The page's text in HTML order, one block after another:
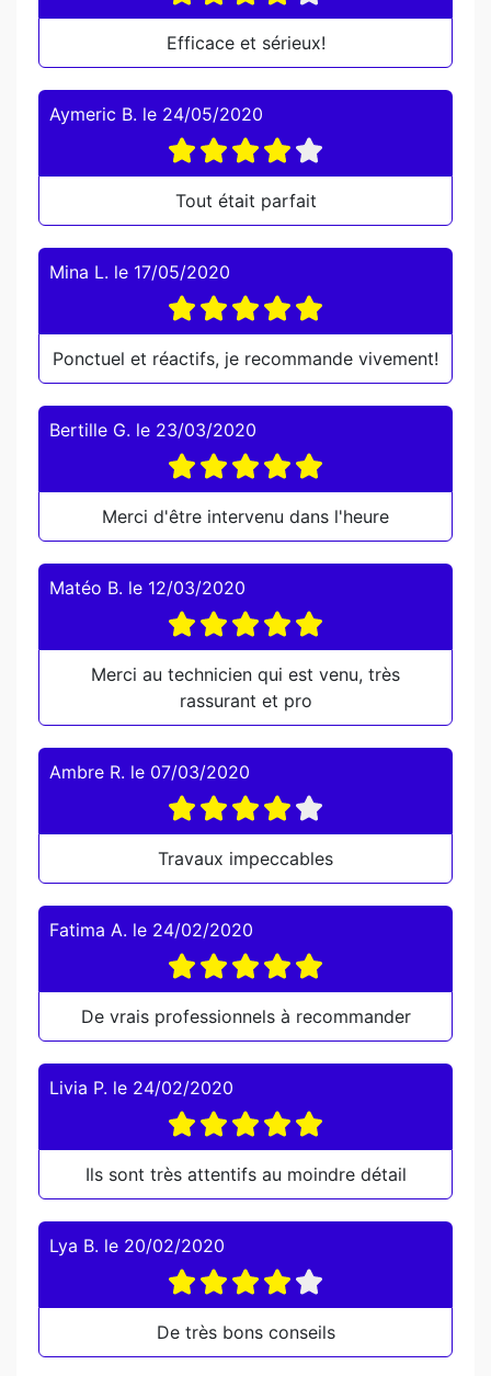
Efficace et sérieux!
Aymeric B. le 24/05/2020
Tout était parfait
Mina L. le 17/05/2020
Ponctuel et réactifs, je recommande vivement!
Bertille G. le 23/03/2020
Merci d'être intervenu dans l'heure
Matéo B. le 12/03/2020
Merci au technicien qui est venu, très
rassurant et pro
Ambre R. le 07/03/2020
Travaux impeccables
Fatima A. le 24/02/2020
De vrais professionnels à recommander
Livia P. le 24/02/2020
Ils sont très attentifs au moindre détail
Lya B. le 20/02/2020
De très bons conseils